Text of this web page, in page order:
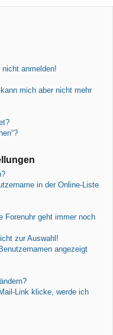
h
anmelden!
mich aber nicht mehr
in der Online-Liste
Forenuhr geht immer noch
zur Auswahl!
angezeigt
Link klicke, werde ich